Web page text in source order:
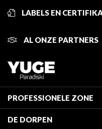
LABELS EN
AL ONZE PARTNERS
PROFESSIONELE ZONE
DE DORPEN